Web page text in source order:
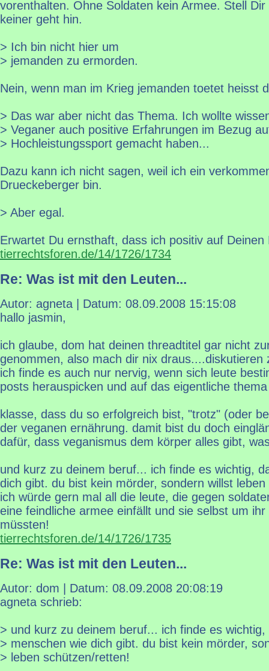
vorenthalten. Ohne Soldaten kein Armee. Stell
keiner geht hin.
> Ich bin nicht hier um
> jemanden zu ermorden.
Nein, wenn man im Krieg jemanden toetet heisst
> Das war aber nicht das Thema. Ich wollte
> Veganer auch positive Erfahrungen im Bezug
> Hochleistungssport gemacht haben...
Dazu kann ich nicht sagen, weil ich ein
Drueckeberger bin.
> Aber egal.
Erwartet Du ernsthaft, dass ich positiv auf Deinen
tierrechtsforen.de/14/1726/1734
Re: Was ist mit den Leuten...
Autor: agneta | Datum: 08.09.2008 15:15:08
hallo jasmin,
ich glaube, dom hat deinen threadtitel gar nicht
genommen, also mach dir nix draus....diskutieren
ich finde es auch nur nervig, wenn sich leute
posts herauspicken und auf das eigentliche
klasse, dass du so erfolgreich bist, "trotz" (oder
der veganen ernährung. damit bist du doch
dafür, dass veganismus dem körper alles gibt,
und kurz zu deinem beruf... ich finde es wichtig,
dich gibt. du bist kein mörder, sondern willst
ich würde gern mal all die leute, die gegen
eine feindliche armee einfällt und sie selbst um
müssten!
tierrechtsforen.de/14/1726/1735
Re: Was ist mit den Leuten...
Autor: dom | Datum: 08.09.2008 20:08:19
agneta schrieb:
> und kurz zu deinem beruf... ich finde es wichtig,
> menschen wie dich gibt. du bist kein mörder,
> leben schützen/retten!